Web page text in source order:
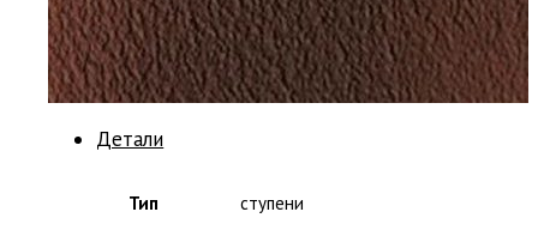
Детали
Тип ступени